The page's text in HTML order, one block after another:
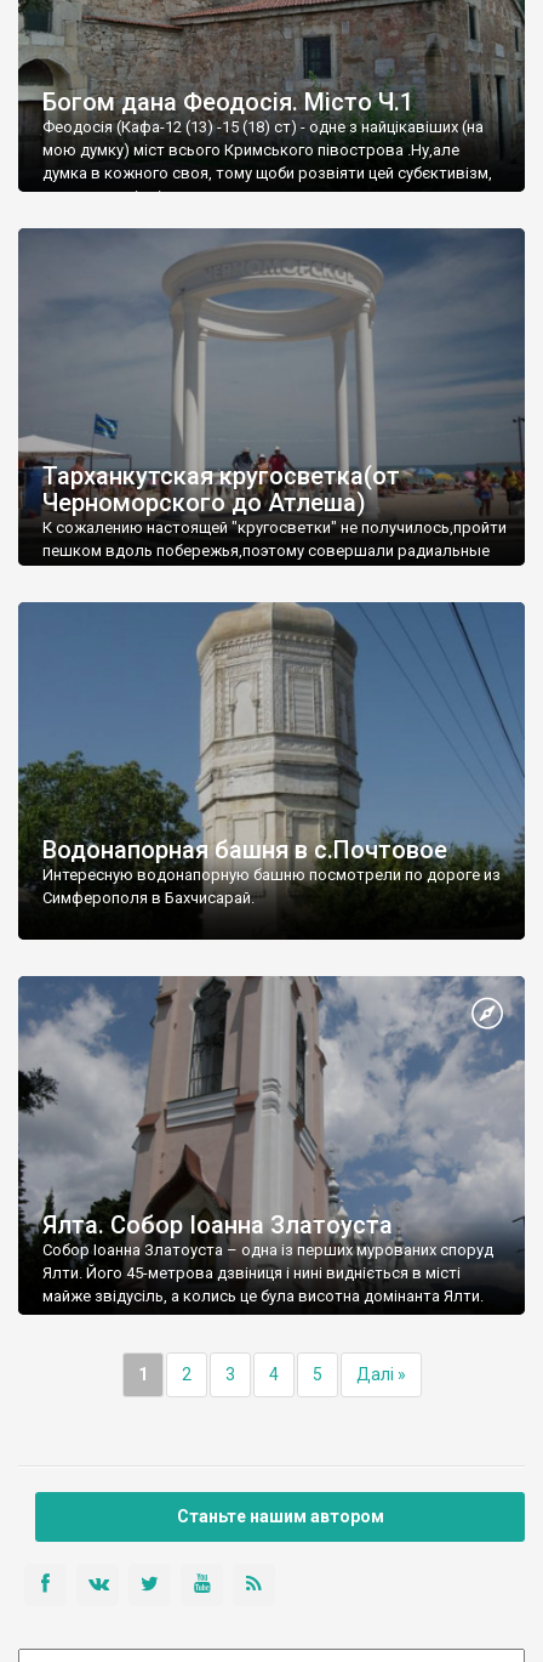
Богом дана Феодосія. Місто Ч.1
Феодосія (Кафа-12 (13) -15 (18) ст) - одне з найцікавіших (на
мою думку) міст всього Кримського півострова .Ну,але
думка в кожного своя, тому щоби розвіяти цей субєктивізм,
запрошую відвідати це
Тарханкутская кругосветка(от
Черноморского до Атлеша)
К сожалению настоящей "кругосветки" не получилось,пройти
пешком вдоль побережья,поэтому совершали радиальные
Водонапорная башня в с.Почтовое
Интересную водонапорную башню посмотрели по дороге из
Симферополя в Бахчисарай.
Ялта. Собор Іоанна Златоуста
Собор Іоанна Златоуста – одна із перших мурованих споруд
Ялти. Його 45-метрова дзвіниця і нині видніється в місті
майже звідусіль, а колись це була висотна домінанта Ялти.
1 2 3 4 5 Далі »
Станьте нашим автором